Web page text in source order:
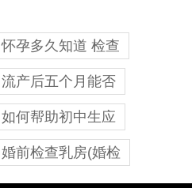
怀孕多久知道 检查
流产后五个月能否
如何帮助初中生应
婚前检查乳房(婚检